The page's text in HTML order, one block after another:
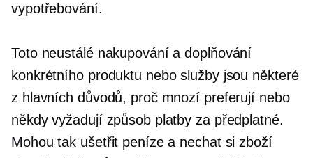
vypotřebování.
Toto neustálé nakupování a doplňování
konkrétního produktu nebo služby jsou některé
z hlavních důvodů, proč mnozí preferují nebo
někdy vyžadují způsob platby za předplatné.
Mohou tak ušetřit peníze a nechat si zboží